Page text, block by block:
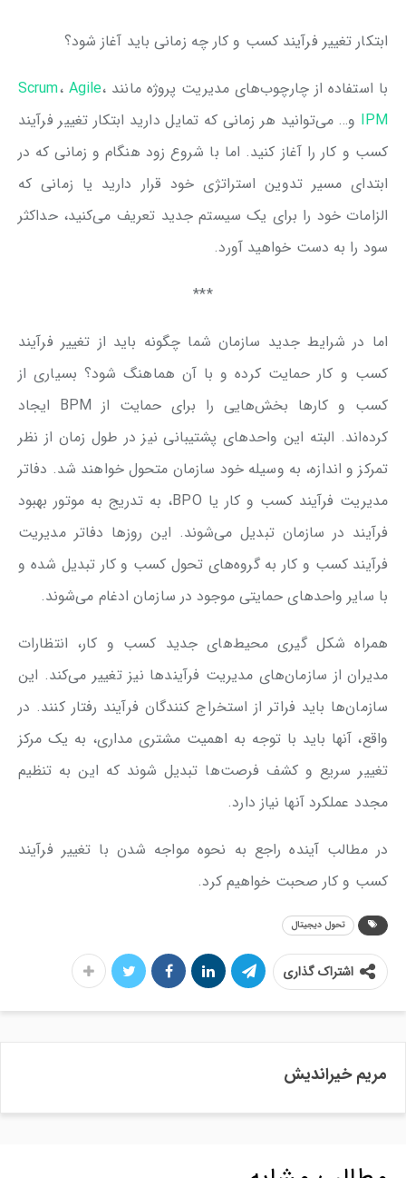
ابتکار تغییر فرآیند کسب و کار چه زمانی باید آغاز شود؟
با استفاده از چارچوب‌های مدیریت پروژه مانند Scrum، Agile،
IPM و… می‌توانید هر زمانی که تمایل دارید ابتکار تغییر فرآیند
کسب و کار را آغاز کنید. اما با شروع زود هنگام و زمانی که در
ابتدای مسیر تدوین استراتژی خود قرار دارید یا زمانی که
الزامات خود را برای یک سیستم جدید تعریف می‌کنید، حداکثر
سود را به دست خواهید آورد.
***
اما در شرایط جدید سازمان شما چگونه باید از تغییر فرآیند
کسب و کار حمایت کرده و با آن هماهنگ شود؟ بسیاری از
کسب و کارها بخش‌هایی را برای حمایت از BPM ایجاد
کرده‌اند. البته این واحدهای پشتیبانی نیز در طول زمان از نظر
تمرکز و اندازه، به وسیله خود سازمان متحول خواهند شد. دفاتر
مدیریت فرآیند کسب و کار یا BPO، به تدریج به موتور بهبود
فرآیند در سازمان تبدیل می‌شوند. این روزها دفاتر مدیریت
فرآیند کسب و کار به گروه‌های تحول کسب و کار تبدیل شده و
با سایر واحدهای حمایتی موجود در سازمان ادغام می‌شوند.
همراه شکل گیری محیط‌های جدید کسب و کار، انتظارات
مدیران از سازمان‌های مدیریت فرآیندها نیز تغییر می‌کند. این
سازمان‌ها باید فراتر از استخراج کنندگان فرآیند رفتار کنند. در
واقع، آنها باید با توجه به اهمیت مشتری مداری، به یک مرکز
تغییر سریع و کشف فرصت‌ها تبدیل شوند که این به تنظیم
مجدد عملکرد آنها نیاز دارد.
در مطالب آینده راجع به نحوه مواجه شدن با تغییر فرآیند
کسب و کار صحبت خواهیم کرد.
تحول دیجیتال
اشتراک گذاری
مریم خیراندیش